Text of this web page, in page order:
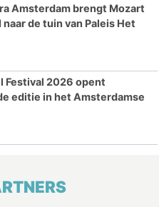
Amsterdam brengt Mozart
de tuin van Paleis Het
Festival 2026 opent
editie in het Amsterdamse